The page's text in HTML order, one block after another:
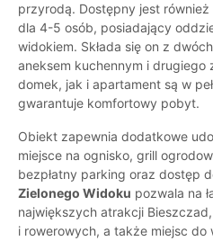
przyrodą. Dostępny jest również
dla 4-5 osób, posiadający
widokiem. Składa się on z
aneksem kuchennym i drugiego
domek, jak i apartament są w
gwarantuje komfortowy pobyt.
Obiekt zapewnia dodatkowe
miejsce na ognisko, grill
bezpłatny parking oraz dostęp
Zielonego Widoku pozwala na
największych atrakcji
i rowerowych, a także miejsc do